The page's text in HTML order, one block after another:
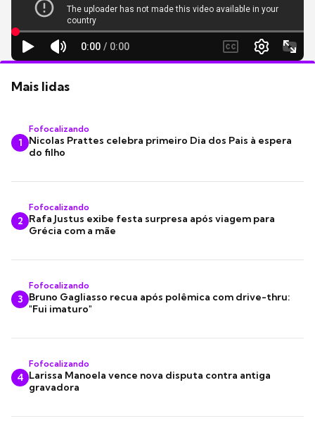
Mais lidas
1
Fofocalizando
Nicolas Prattes celebra primeiro Dia dos Pais à espera
do filho
2
Fofocalizando
Rafa Justus exibe festa surpresa após viagem para
Grécia com a mãe
3
Fofocalizando
Bruno Gagliasso recua após polêmica com drive-thru:
"Fui imaturo"
4
Fofocalizando
Larissa Manoela vence nova disputa contra antiga
gravadora